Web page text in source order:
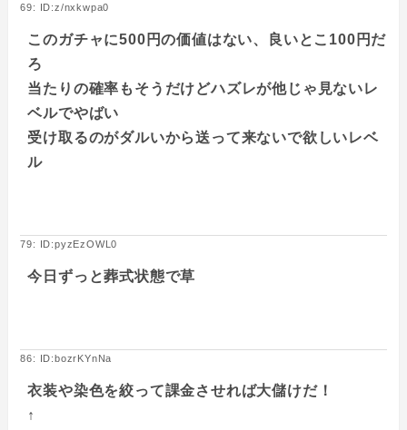
69: ID:z/nxkwpa0
このガチャに500円の価値はない、良いとこ100円だ
ろ
当たりの確率もそうだけどハズレが他じゃ見ないレ
ベルでやばい
受け取るのがダルいから送って来ないで欲しいレベ
ル
79: ID:pyzEzOWL0
今日ずっと葬式状態で草
86: ID:bozrKYnNa
衣装や染色を絞って課金させれば大儲けだ！
↑